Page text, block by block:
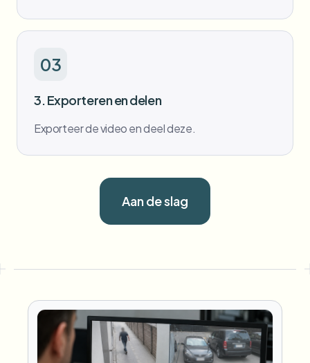
03
3. Exporteren en delen
Exporteer de video en deel deze.
Aan de slag